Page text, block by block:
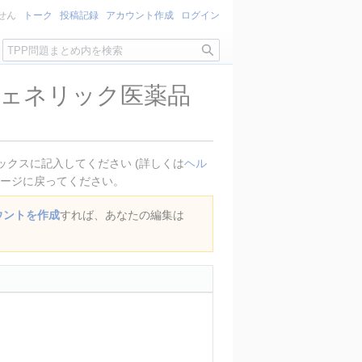
ネリック医薬品
クスに記入してください (詳しくはヘル
ジに戻ってください。
ントを作成すれば、あなたの編集は
ん トーク 投稿記録 アカウント作成 ログイン
検
索